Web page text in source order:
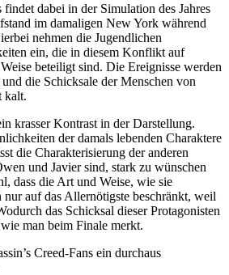
dabei in der Simulation des Jahres
im damaligen New York während
nehmen die Jugendlichen
ein, die in diesem Konflikt auf
beteiligt sind. Die Ereignisse werden
die Schicksale der Menschen von
kalt.
krasser Kontrast in der Darstellung.
der damals lebenden Charaktere
die Charakterisierung der anderen
und Javier sind, stark zu wünschen
dass die Art und Weise, wie sie
nur auf das Allernötigste beschränkt, weil
das Schicksal dieser Protagonisten
man beim Finale merkt.
Creed-Fans ein durchaus